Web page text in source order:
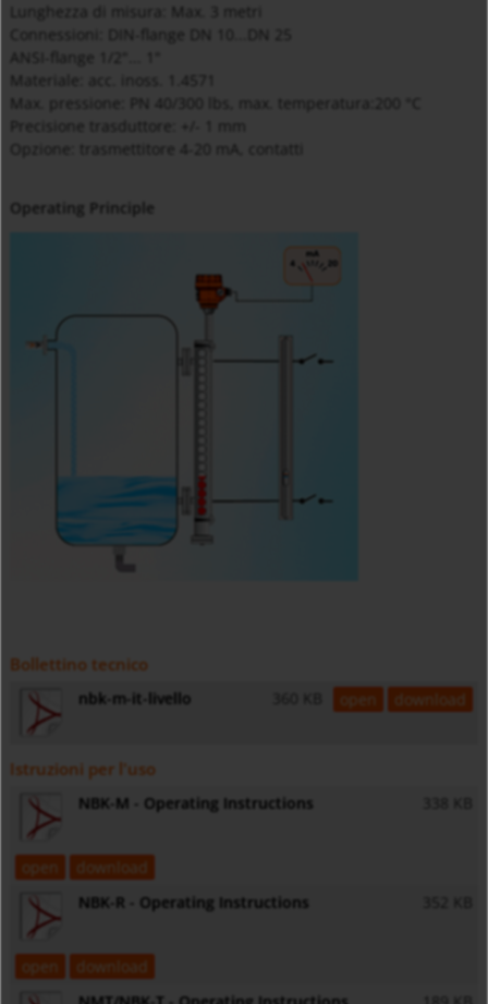
Lunghezza di misura: Max. 3 metri
Connessioni: DIN-flange DN 10...DN 25
ANSI-flange 1/2"... 1"
Materiale: acc. inoss. 1.4571
Max. pressione: PN 40/300 lbs, max. temperatura:200 °C
Precisione trasduttore: +/- 1 mm
Opzione: trasmettitore 4-20 mA, contatti
Operating Principle
Bollettino tecnico
nbk-m-it-livello 360 KB open download
Istruzioni per l'uso
NBK-M - Operating Instructions 338 KB
open
download
NBK-R - Operating Instructions
352 KB
open
download